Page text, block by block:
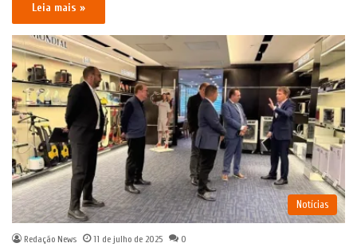
Leia mais »
Notícias
Redação News 11 de julho de 2025 0